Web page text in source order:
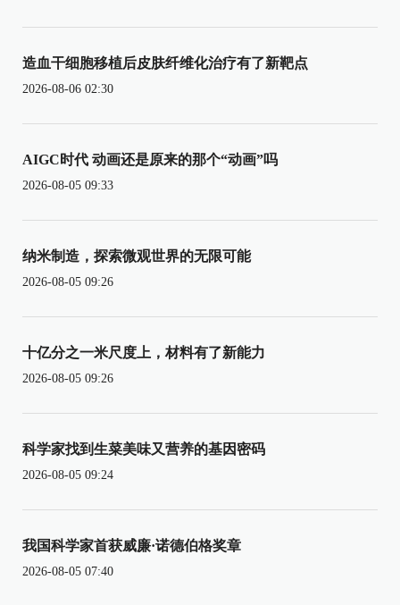
造血干细胞移植后皮肤纤维化治疗有了新靶点
2026-08-06 02:30
AIGC时代 动画还是原来的那个“动画”吗
2026-08-05 09:33
纳米制造，探索微观世界的无限可能
2026-08-05 09:26
十亿分之一米尺度上，材料有了新能力
2026-08-05 09:26
科学家找到生菜美味又营养的基因密码
2026-08-05 09:24
我国科学家首获威廉·诺德伯格奖章
2026-08-05 07:40